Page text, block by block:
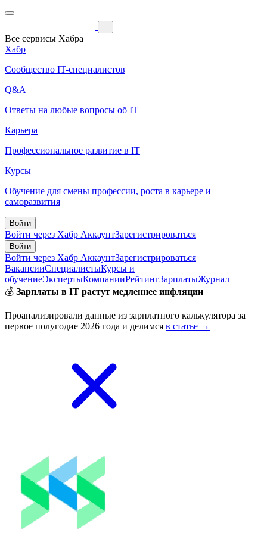
Все сервисы Хабра
Хабр
Сообщество IT-специалистов
Q&A
Ответы на любые вопросы об IT
Карьера
Профессиональное развитие в IT
Курсы
Обучение для смены профессии, роста в карьере и
саморазвития
Войти
Войти через Хабр АккаунтЗарегистрироваться
Войти
Войти через Хабр АккаунтЗарегистрироваться
ВакансииСпециалистыКурсы и
обучениеЭкспертыКомпанииРейтингЗарплатыЖурнал
💰 Зарплаты в IT растут медленнее инфляции
Проанализировали данные из зарплатного калькулятора за
первое полугодие 2026 года и делимся в статье →